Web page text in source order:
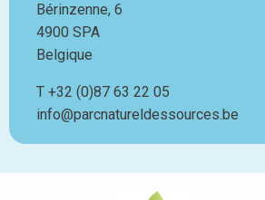
Bérinzenne, 6
4900 SPA
Belgique
T Téléphone
+32 (0)87 63 22 05
info@parcnatureldessources.be